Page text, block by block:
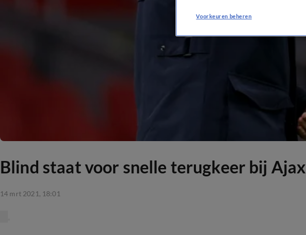
Blind staat voor snelle terugkeer bij Ajax
14 mrt 2021, 18:01
Voorkeuren beheren